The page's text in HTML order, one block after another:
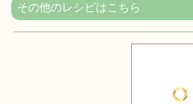
その他のレシピはこちら